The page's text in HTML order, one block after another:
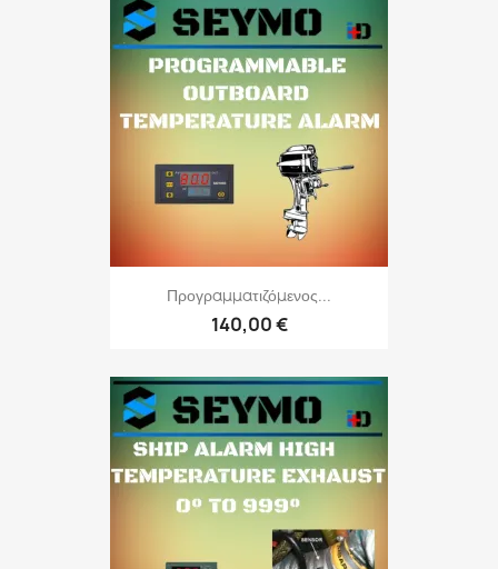
Προγραμματιζόμενος...
140,00 €